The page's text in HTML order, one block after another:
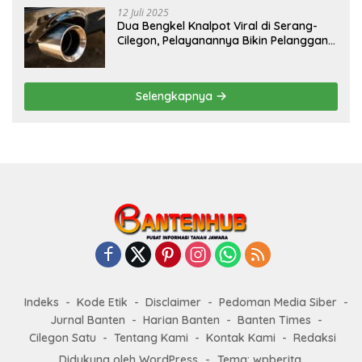
12 Juli 2025
Dua Bengkel Knalpot Viral di Serang-
Cilegon, Pelayanannya Bikin Pelanggan
Selengkapnya
Indeks Kode Etik Disclaimer
Pedoman Media Siber
Jurnal Banten
Harian Banten
Banten Times
Cilegon Satu
Tentang Kami Kontak Kami
Redaksi